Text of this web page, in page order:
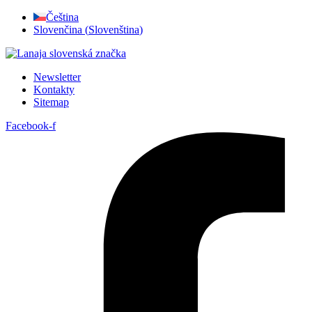
Přejít
Čeština
Slovenčina (Slovenština)
Newsletter
Kontakty
Sitemap
Facebook-f